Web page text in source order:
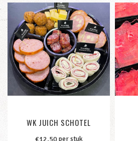
WK JUICH SCHOTEL
€12,50per stuk